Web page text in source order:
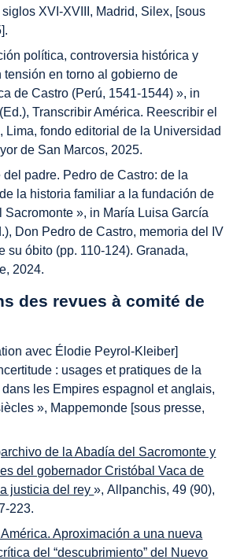
XVI-XVIII , Madrid, Silex, [sous
política, controversia histórica y
tensión en torno al gobierno de
de Castro (Perú, 1541-1544) », in
Transcribir América. Reescribir el
, Lima, fondo editorial de la Universidad
de San Marcos, 2025.
del padre. Pedro de Castro: de la
la historia familiar a la fundación de
Sacromonte », in María Luisa García
Don Pedro de Castro, memoria del IV
su óbito (pp. 110-124). Granada,
2024.
des revues à comité de
avec Élodie Peyrol-Kleiber]
: usages et pratiques de la
les Empires espagnol et anglais,
», Mappemonde [sous presse,
de la Abadía del Sacromonte y
del gobernador Cristóbal Vaca de
justicia del rey»,Allpanchis, 49 (90),
223.
Aproximación a una nueva
del “descubrimiento” del Nuevo